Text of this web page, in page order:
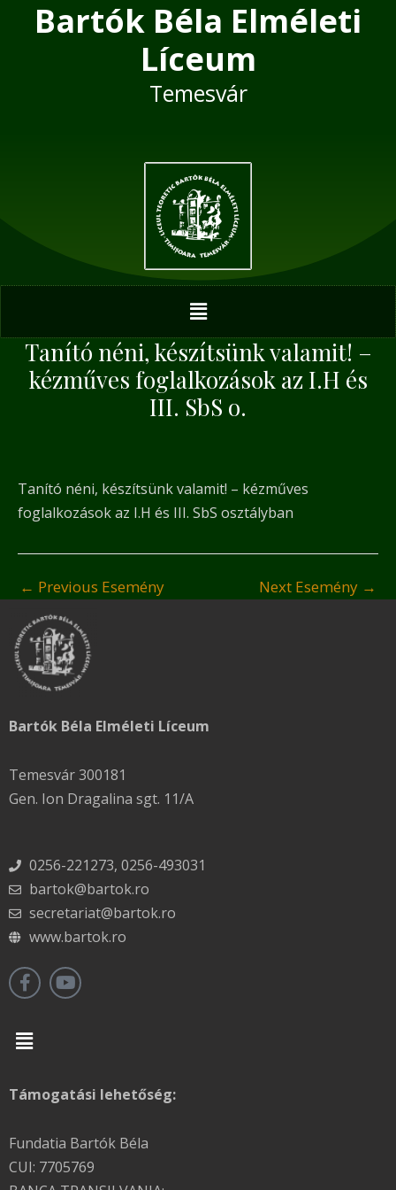
Bartók Béla Elméleti
Líceum
Temesvár
Menu
Tanító néni, készítsünk valamit! –
kézműves foglalkozások az I.H és
III. SbS o.
Tanító néni, készítsünk valamit! – kézműves
foglalkozások az I.H és III. SbS osztályban
Post
navigation
← Previous Esemény Next Esemény →
Bartók Béla Elméleti Líceum
Temesvár 300181
Gen. Ion Dragalina sgt. 11/A
0256-221273, 0256-493031
bartok@bartok.ro
secretariat@bartok.ro
www.bartok.ro
Menu
Támogatási lehetőség:
Fundatia Bartók Béla
CUI: 7705769